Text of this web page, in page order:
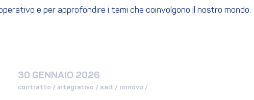
e per approfondire i temi che coinvolgono il nostro mondo.
30 GENNAIO 2026
contratto / integrativo / sait / rinnovo /